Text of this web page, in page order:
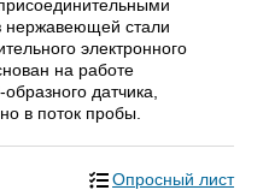
нержавеющей стали
электронного
на работе
датчика,
в поток пробы.
Опросный лист